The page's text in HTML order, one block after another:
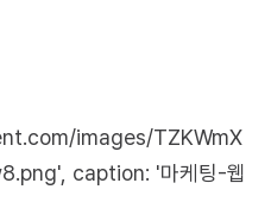
images/TZKWmX
caption: '마케팅-웹